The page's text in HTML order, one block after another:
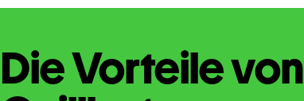
Die Vorteile von